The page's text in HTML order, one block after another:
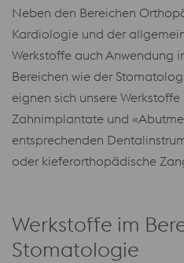
Neben den Bereichen
Kardiologie und der
Werkstoffe auch Anwendung
Bereichen wie der
eignen sich unsere
Zahnimplantate und
entsprechenden
oder kieferorthopädische
Werkstoffe im
Stomatologie